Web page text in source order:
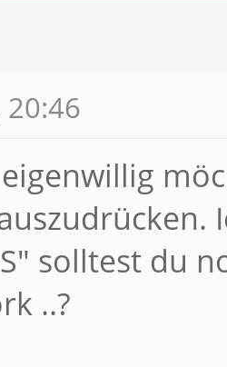
solltest du
..?